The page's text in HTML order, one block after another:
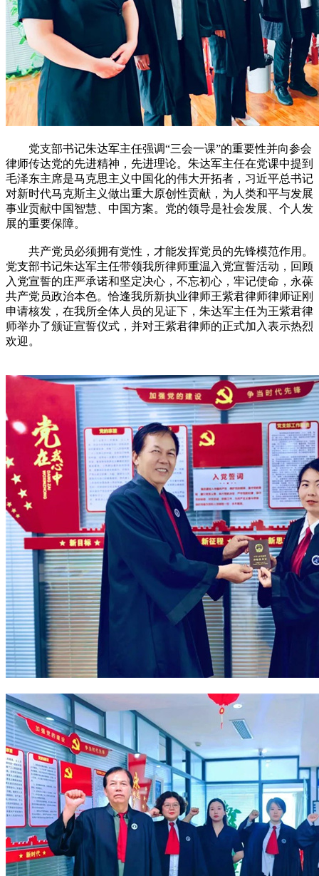
党支部书记朱达军主任强调“三会一课”的重要性并向参会
律师传达党的先进精神，先进理论。朱达军主任在党课中提到
毛泽东主席是马克思主义中国化的伟大开拓者，习近平总书记
对新时代马克斯主义做出重大原创性贡献，为人类和平与发展
事业贡献中国智慧、中国方案。党的领导是社会发展、个人发
展的重要保障。
共产党员必须拥有党性，才能发挥党员的先锋模范作用。
党支部书记朱达军主任带领我所律师重温入党宣誓活动，回顾
入党宣誓的庄严承诺和坚定决心，不忘初心，牢记使命，永葆
共产党员政治本色。恰逢我所新执业律师王紫君律师律师证刚
申请核发，在我所全体人员的见证下，朱达军主任为王紫君律
师举办了颁证宣誓仪式，并对王紫君律师的正式加入表示热烈
欢迎。